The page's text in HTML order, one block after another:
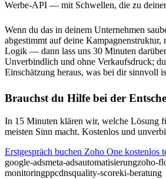
Werbe-API — mit Schwellen, die zu
Wenn du das in deinem Unternehmen
abgestimmt auf deine Kampagnenstruktur,
Logik — dann lass uns 30 Minuten
Unverbindlich und ohne Verkaufsdruck;
Einschätzung heraus, was bei dir sinnvoll
Brauchst du Hilfe bei der
In 15 Minuten klären wir, welche Lösung
meisten Sinn macht. Kostenlos und
Erstgespräch buchen Zoho One kostenlos
google-adsmeta-adsautomatisierungzoho-
monitoringppcdnsquality-scoreki-beratung